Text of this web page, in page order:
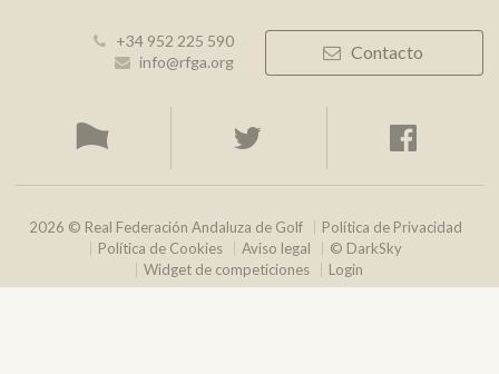
+34 952 225 590
info@rfga.org
Contacto
2026 © Real Federación Andaluza de Golf
Política de Privacidad
Política de Cookies
Aviso legal
© DarkSky
Widget de competiciones
Login